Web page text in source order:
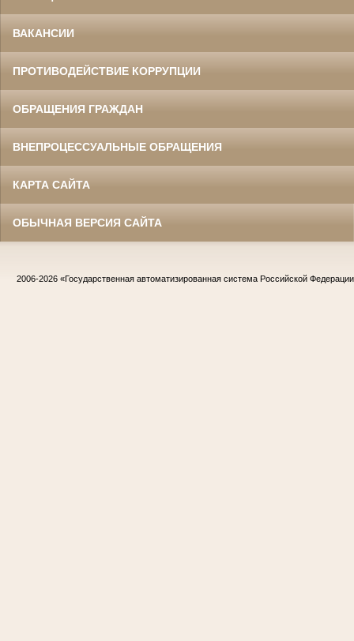
ВАКАНСИИ
ПРОТИВОДЕЙСТВИЕ КОРРУПЦИИ
ОБРАЩЕНИЯ ГРАЖДАН
ВНЕПРОЦЕССУАЛЬНЫЕ ОБРАЩЕНИЯ
КАРТА САЙТА
ОБЫЧНАЯ ВЕРСИЯ САЙТА
2006-2026 «Государственная автоматизированная система Российской